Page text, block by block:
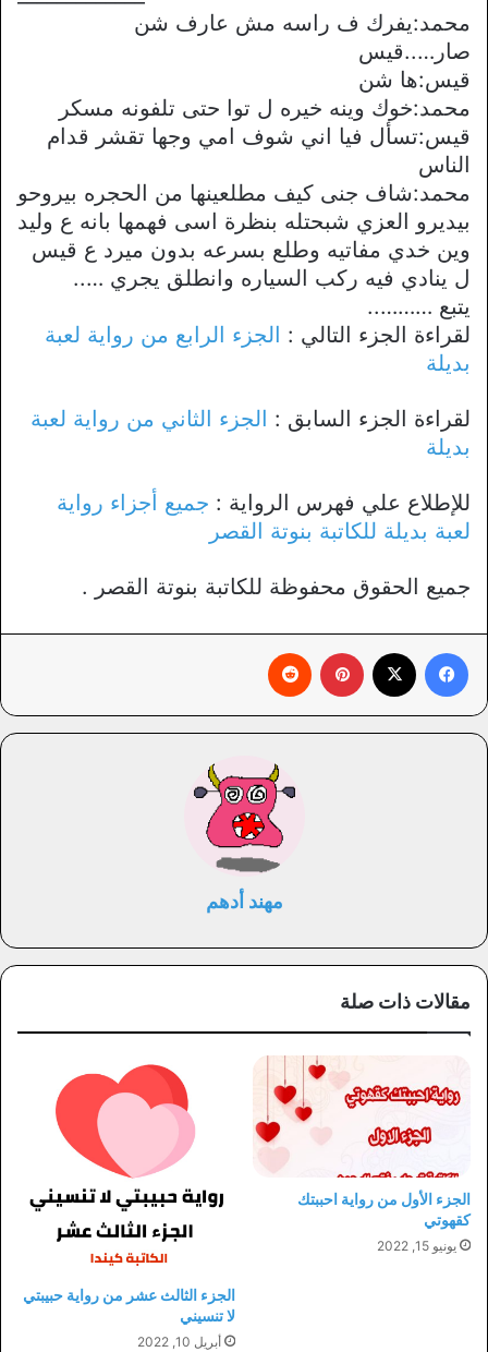
محمد:يفرك ف راسه مش عارف شن
صار…..قيس
قيس:ها شن
محمد:خوك وينه خيره ل توا حتى تلفونه مسكر
قيس:تسأل فيا اني شوف امي وجها تقشر قدام
الناس
محمد:شاف جنى كيف مطلعينها من الحجره بيروحو
بيديرو العزي شبحتله بنظرة اسى فهمها بانه ع وليد
وين خدي مفاتيه وطلع بسرعه بدون ميرد ع قيس
ل ينادي فيه ركب السياره وانطلق يجري …..
يتبع ………..
لقراءة الجزء التالي : الجزء الرابع من رواية لعبة
بديلة
لقراءة الجزء السابق : الجزء الثاني من رواية لعبة
بديلة
للإطلاع علي فهرس الرواية : جميع أجزاء رواية
لعبة بديلة للكاتبة بنوتة القصر
جميع الحقوق محفوظة للكاتبة بنوتة القصر .
مهند أدهم
مقالات ذات صلة
الجزء الأول من رواية احببتك
كقهوتي
يونيو 15, 2022
الجزء الثالث عشر من رواية حبيبتي
لا تنسيني
أبريل 10, 2022